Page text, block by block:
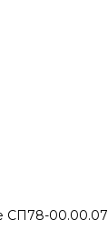
СП78-00.00.07